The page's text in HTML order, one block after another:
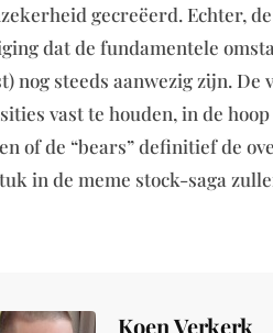
gecreëerd. Echter,
dat de fundamentele
nog steeds aanwezig zijn.
vast te houden, in de
of de “bears” definitief de
in de meme stock-saga
Koen Verkerk